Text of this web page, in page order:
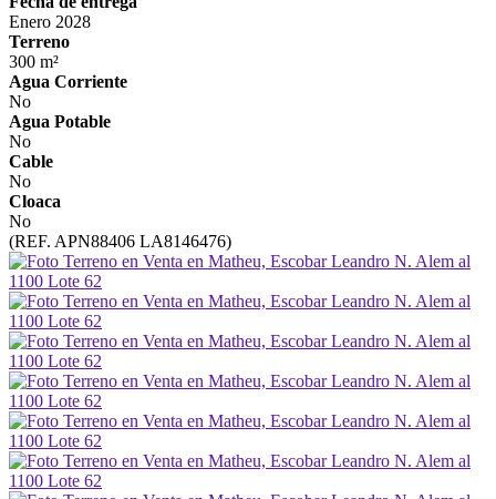
Enero 2028
Terreno
300 m²
Agua Corriente
No
Agua Potable
No
Cable
No
Cloaca
No
(REF. APN88406 LA8146476)